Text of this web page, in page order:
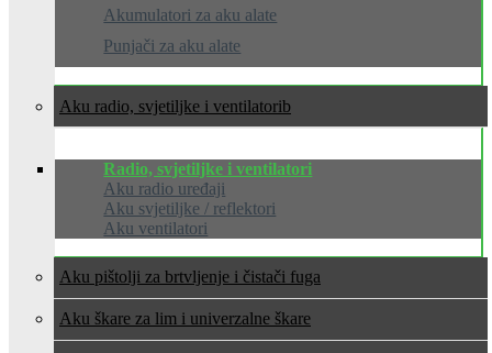
Akumulatori za aku alate
Punjači za aku alate
Aku radio, svjetiljke i ventilatori
Radio, svjetiljke i ventilatori
Aku radio uređaji
Aku svjetiljke / reflektori
Aku ventilatori
Aku pištolji za brtvljenje i čistači fuga
Aku škare za lim i univerzalne škare